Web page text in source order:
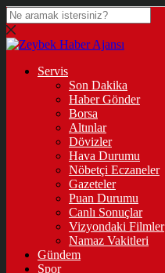
Servis
Son Dakika
Haber Gönder
Borsa
Altınlar
Dövizler
Hava Durumu
Nöbetçi Eczaneler
Gazeteler
Puan Durumu
Canlı Sonuçlar
Vizyondaki Filmler
Namaz Vakitleri
Gündem
Spor